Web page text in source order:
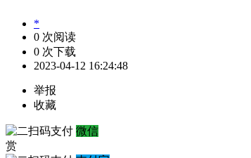
*
0 次阅读
0 次下载
2023-04-12 16:24:48
举报
收藏
微信
赏